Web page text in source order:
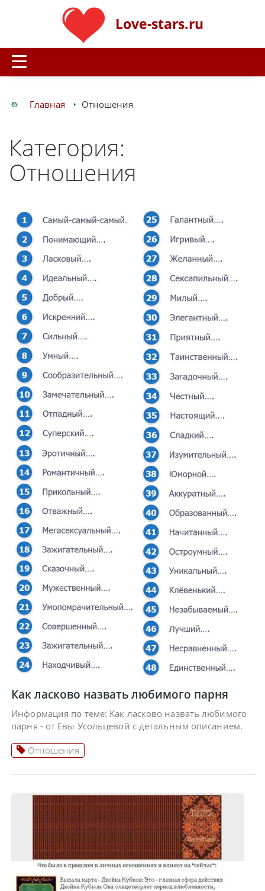
Love-stars.ru
Главная Отношения
Категория:
Отношения
Как ласково назвать любимого парня
Информация по теме: Как ласково назвать любимого
парня - от Евы Усольцевой с детальным описанием.
Отношения